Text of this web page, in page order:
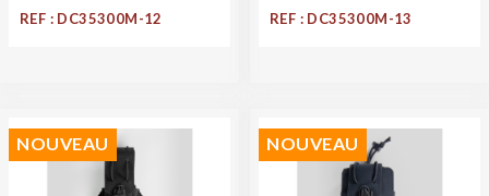
REF : DC35300M-12 REF : DC35300M-13
NOUVEAU NOUVEAU